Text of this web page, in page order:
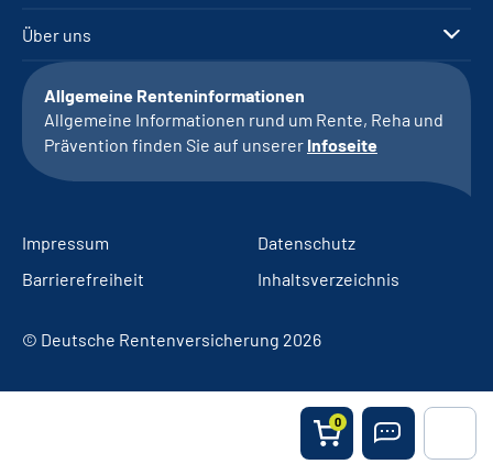
0
Über uns
Allgemeine Renteninformationen
Allgemeine Informationen rund um Rente, Reha und
Prävention finden Sie auf unserer Infoseite
Impressum
Datenschutz
Barrierefreiheit
Inhaltsverzeichnis
© Deutsche Rentenversicherung 2026